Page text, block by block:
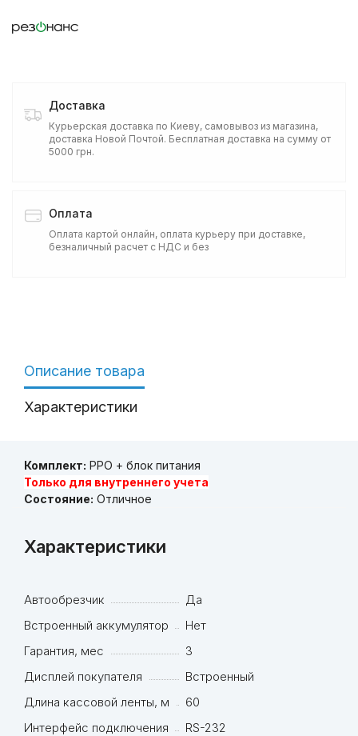
Доставка
Курьерская доставка по Киеву, самовывоз из магазина,
доставка Новой Почтой. Бесплатная доставка на сумму от
5000 грн.
Оплата
Оплата картой онлайн, оплата курьеру при доставке,
безналичный расчет с НДС и без
Описание товара
Характеристики
Комплект: РРО + блок питания
Только для внутреннего учета
Состояние: Отличное
Характеристики
Автообрезчик
Да
Встроенный аккумулятор
Нет
Гарантия, мес
3
Дисплей покупателя
Встроенный
Длина кассовой ленты, м
60
Интерфейс подключения
RS-232